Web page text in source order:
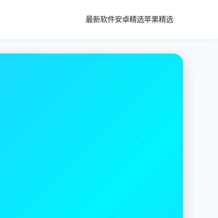
最新软件安卓精选苹果精选